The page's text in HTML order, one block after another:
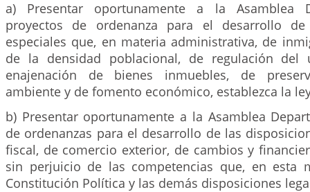
a) Presentar oportunamente a la Asamblea
proyectos de ordenanza para el desarrollo
especiales que, en materia administrativa, de
de la densidad poblacional, de regulación del
enajenación de bienes inmuebles, de
ambiente y de fomento económico, establezca la
b) Presentar oportunamente a la Asamblea
de ordenanzas para el desarrollo de las
fiscal, de comercio exterior, de cambios y
sin perjuicio de las competencias que, en esta
Constitución Política y las demás disposiciones